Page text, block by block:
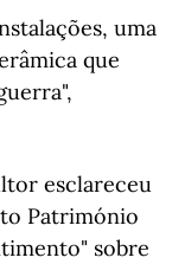
uma
que
esclareceu
Património
sobre